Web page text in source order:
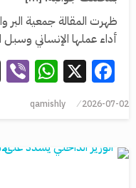
ظهرت المقالة جمعية البر
أداء عملها الإنساني
X
2026-07-02
qamishly